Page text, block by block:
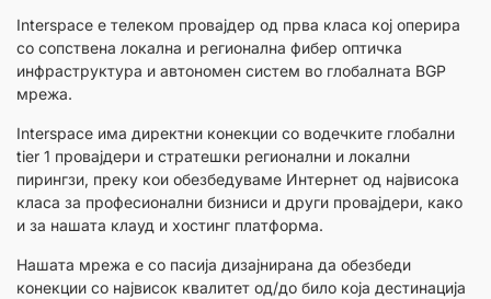
Interspace е телеком провајдер од прва класа кој оперира
со сопствена локална и регионална фибер оптичка
инфраструктура и автономен систем во глобалната BGP
мрежа.
Interspace има директни конекции со водечките глобални
tier 1 провајдери и стратешки регионални и локални
пирингзи, преку кои обезбедуваме Интернет од највисока
класа за професионални бизниси и други провајдери, како
и за нашата клауд и хостинг платформа.
Нашата мрежа е со пасија дизајнирана да обезбеди
конекции со највисок квалитет од/до било која дестинација